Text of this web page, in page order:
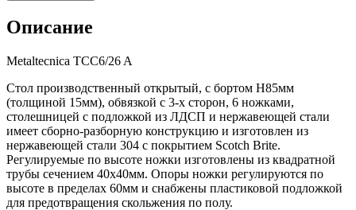
Описание
Metaltecnica TCC6/26 A
Стол производственный открытый, с бортом H85мм
(толщиной 15мм), обвязкой с 3-х сторон, 6 ножками,
столешницей с подложкой из ЛДСП и нержавеющей стали
имеет сборно-разборную конструкцию и изготовлен из
нержавеющей стали 304 с покрытием Scotch Brite.
Регулируемые по высоте ножки изготовлены из квадратной
трубы сечением 40х40мм. Опоры ножки регулируются по
высоте в пределах 60мм и снабжены пластиковой подложкой
для предотвращения скольжения по полу.